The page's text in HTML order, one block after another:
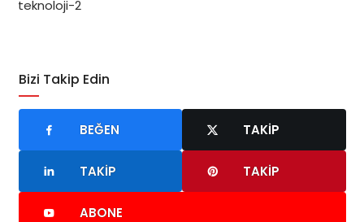
Bizi Takip Edin
BEĞEN TAKIP
TAKIP TAKIP
ABONE